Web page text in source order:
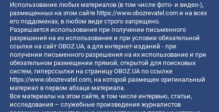
Использование любых материалов (в том числе фото- и видео-),
размещенных на этом сайте https://www.obozrevatel.com и на всех
его поддоменах, в любом виде строго запрещено.
Разрешается использование при получении письменного
разрешения на их использование и при условии обязательной
ссылки на сайт OBOZ.UA, а для интернет-изданий - при
получении письменного разрешения на их использование и при
обязательном размещении прямой, открытой для поисковых
систем, гиперссылки на страницу OBOZ.UA по ссылке
https://www.obozrevatel.com, на которой размещен оригинальный
материал в первом абзаце материала.
Все материалы на этом сайте, в том числе интервью, статьи,
исследования – служебные произведения журналистов